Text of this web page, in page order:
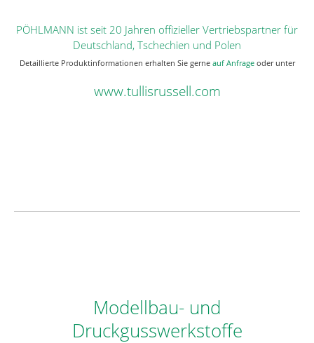
PÖHLMANN ist seit 20 Jahren offizieller Vertriebspartner für
Deutschland, Tschechien und Polen
Detaillierte Produktinformationen erhalten Sie gerne auf Anfrageoder unter
www.tullisrussell.com
Modellbau- und
Druckgusswerkstoffe